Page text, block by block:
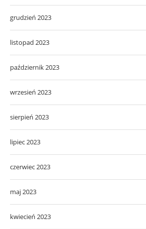
grudzień 2023
listopad 2023
październik 2023
wrzesień 2023
sierpień 2023
lipiec 2023
czerwiec 2023
maj 2023
kwiecień 2023